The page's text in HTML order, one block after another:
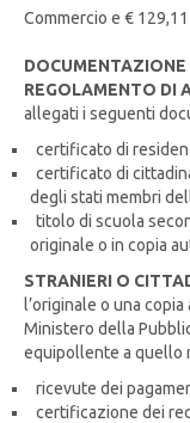
Commercio e €
REGOLAMENTO DI
allegati i seguenti
certificato di
certificato di
degli stati membri
titolo di scuola
originale o in copia
STRANIERI O
l’originale o una
Ministero della
equipollente a quello
ricevute dei
certificazione dei